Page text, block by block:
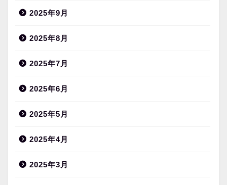
2025年9月
2025年8月
2025年7月
2025年6月
2025年5月
2025年4月
2025年3月